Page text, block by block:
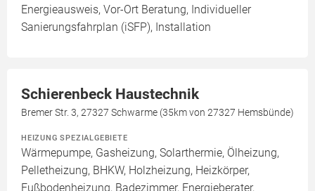
Energieausweis, Vor-Ort Beratung, Individueller
Sanierungsfahrplan (iSFP), Installation
Schierenbeck Haustechnik
Bremer Str. 3, 27327 Schwarme (35km von 27327 Hemsbünde)
HEIZUNG SPEZIALGEBIETE
Wärmepumpe, Gasheizung, Solarthermie, Ölheizung,
Pelletheizung, BHKW, Holzheizung, Heizkörper,
Fußbodenheizung, Badezimmer, Energieberater,